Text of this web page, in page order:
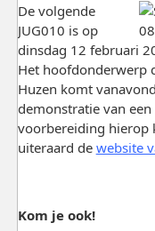
De volgende
JUG010 is op
dinsdag 12 februari
Het hoofdonderwerp
Huzen komt
demonstratie van
voorbereiding hierop
uiteraard de website
Kom je ook!